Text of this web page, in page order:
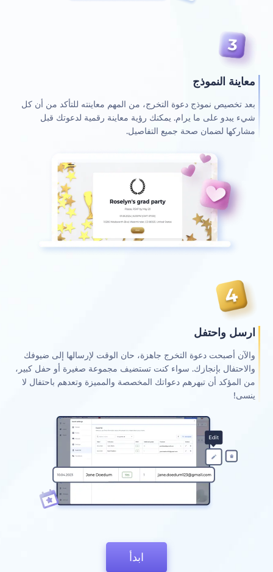
معاينة النموذج
بعد تخصيص نموذج دعوة التخرج، من المهم معاينته للتأكد من أن كل
شيء يبدو على ما يرام. يمكنك رؤية معاينة رقمية لدعوتك قبل
مشاركها لضمان صحة جميع التفاصيل.
ارسل واحتفل
والآن أصبحت دعوة التخرج جاهزة، حان الوقت لإرسالها إلى ضيوفك
والاحتفال بإنجازك. سواء كنت تستضيف مجموعة صغيرة أو حفل كبير،
من المؤكد أن تبهرهم دعواتك المخصصة والمميزة وتعدهم باحتفال لا
ينسى!
ابدأ